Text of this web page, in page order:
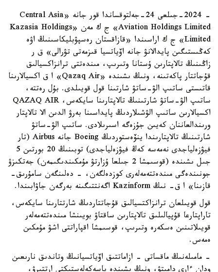
- 2024-جىلعى 24-جەلتوقساندا قور جانە «Central Asia
Aviation Holdings Limited» ج ك مەن «Kazasia Holdings
Limited» ج ك اراسىندا «قازاقستان رەسپۋبليكاسىنىڭ اۋە
كەڭىستىگىن پايدالانۋ جانە اۆياتسيا قىزمەتى تۋرالى» ق ر
زاڭىنىڭ تالاپتارىن ۇستانا وتىرىپ، مىندەتتى ترانزاكسيالىق
قۇجاتتار پاكەتىنە، ونىڭ ىشىندە «Qazaq Air» ا ق اكسيالارىنا
قاتىستى ساتىپ الۋ-ساتۋ شارتىنا قول قويىلدى. بۇل رەتتە،
ساتىپ الۋ-ساتۋ شارتىنىڭ تالاپتارىنا سايكەس، QAZAQ AIR
اكسيالارىن ساتىپ الۋشىلاردىڭ پايداسىنا بەرۋ الدىن الا تالاپتار
ورىندالعاننان كەيىن جۇزەگە اسىرىلادى. ساتىپ الۋ-ساتۋ
شارتىنىڭ تالاپتارىندا ينۆەستوردىڭ Boeing جانە Airbus (تار
فيۋزەلياجدى نەمەسە كەڭ فيۋزەلياجدى) توبىنىڭ 20 بورتىن 5
جىل ىشىندە (قوسىمشا 2 جىلعا ۇزارتۋ مۇمكىندىگىمەن) جەتكىزۋ
جونىندەگى مىندەتتەمەلەرى كوزدەلگەن، - دەلىنگەن سامۇرىق-
قازىنا» ا ق- نىڭ Kazinform اگەنتتىگىنە بەرگەن جاۋابىندا.
قول قويىلعان ترانزاكتسيالىق قۇجاتتاردىڭ شارتتارىنا سايكەس،
تاراپتارعا قۇپيالىلىق تالاپتارىن ساقتاۋ بويىنشا مىندەتتەمەلەر
قويىلاتىنىن ەسكەرە وتىرىپ، قوسىمشا اقپاراتتى اشۋ مۇمكىن
ەمەس.
- مامىلەنىڭ ماقساتى - ازاماتتىق اۆياتسيانىڭ وتاندىق نارىعىن